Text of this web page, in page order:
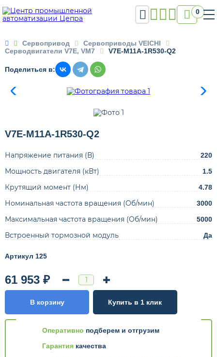
 0
 Сервопривод
Сервоприводы VEICHI
Серводвигатели V7E, VM7
V7E-M11A-1R530-Q2
Поделиться в:
V7E-M11A-1R530-Q2
Напряжение питания (В) 220
Мощность двигателя (кВт) 1.5
Крутящий момент (Нм) 4.78
Номинальная частота вращения (Об/мин) 3000
Максимальная частота вращения (Об/мин) 5000
Встроенный тормозной модуль Да
Артикул 125
Оперативно подберем и отгрузим
Гарантия качества
61 953 ₽
В корзину Купить в 1 клик